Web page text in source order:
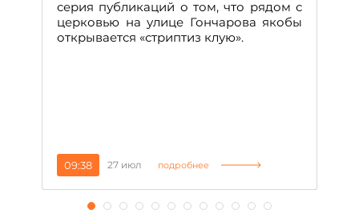
серия публикаций о том, что рядом с
церковью на улице Гончарова якобы
открывается «стриптиз клую».
09:38 27 июл подробнее